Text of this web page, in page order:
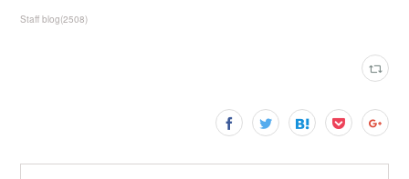
Staff blog(2508)